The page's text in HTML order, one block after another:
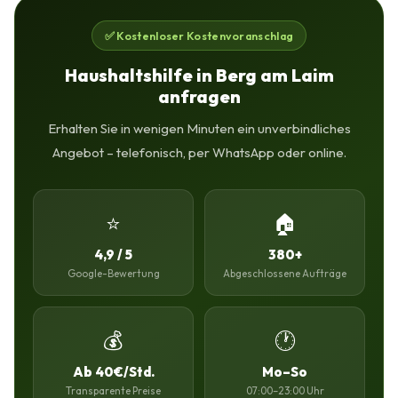
✅ Kostenloser Kostenvoranschlag
Haushaltshilfe in Berg am Laim
anfragen
Erhalten Sie in wenigen Minuten ein unverbindliches
Angebot – telefonisch, per WhatsApp oder online.
⭐
4,9 / 5
Google-Bewertung
🏠
380+
Abgeschlossene Aufträge
💰
Ab 40€/Std.
Transparente Preise
🕐
Mo–So
07:00–23:00 Uhr